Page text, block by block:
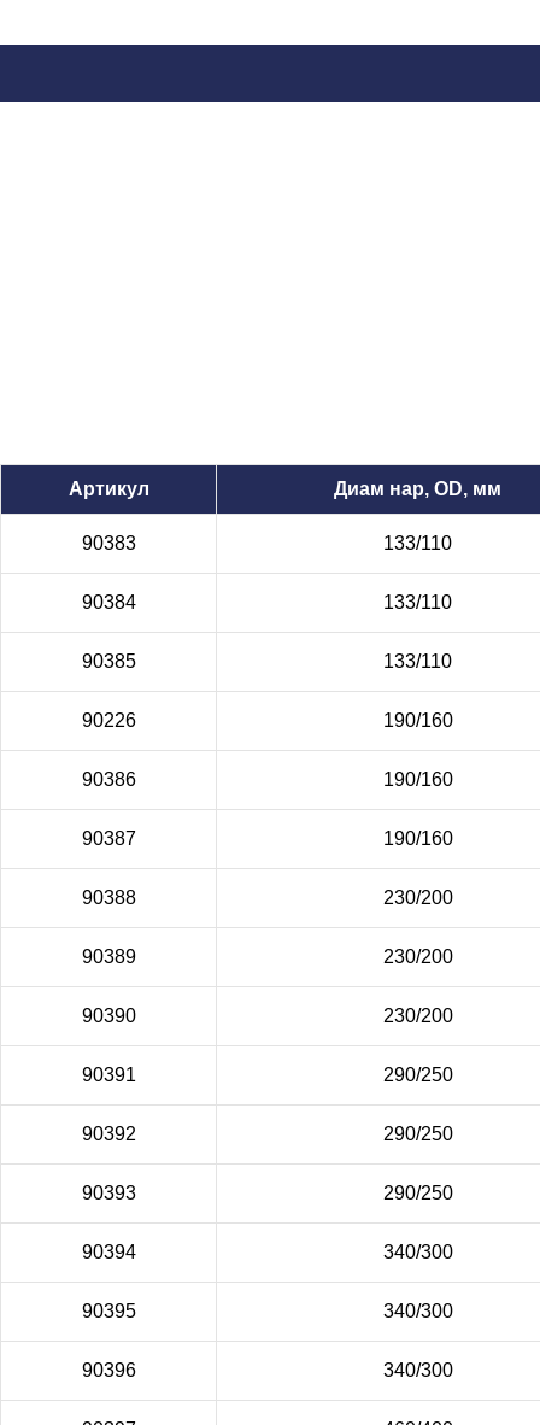
Артикул Диам нар, OD, мм
90383 133/110
90384 133/110
90385 133/110
90226 190/160
90386 190/160
90387 190/160
90388 230/200
90389 230/200
90390 230/200
90391 290/250
90392 290/250
90393 290/250
90394 340/300
90395 340/300
90396 340/300